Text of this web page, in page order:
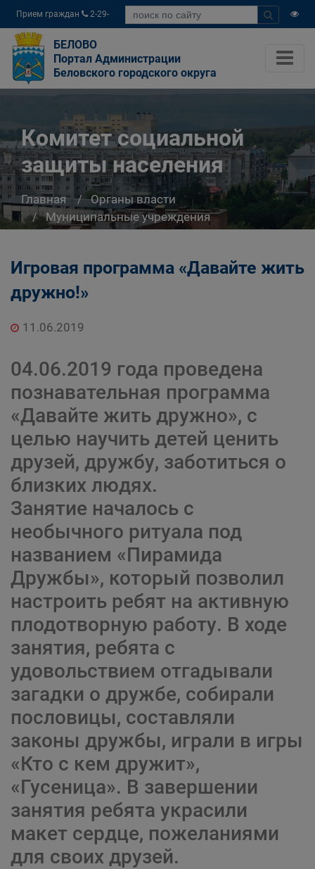
Прием граждан
2-29-
04
БЕЛОВО
Портал Администрации
Беловского городского округа
Комитет социальной
защиты населения
Главная
Органы власти
Муниципальные учреждения
Комитет социальной защиты населения
Игровая программа «Давайте жить
дружно!»
11.06.2019
04.06.2019 года проведена
познавательная программа
«Давайте жить дружно», с
целью научить детей ценить
друзей, дружбу, заботиться о
близких людях.
Занятие началось с
необычного ритуала под
названием «Пирамида
Дружбы», который позволил
настроить ребят на активную
плодотворную работу. В ходе
занятия, ребята с
удовольствием отгадывали
загадки о дружбе, собирали
пословицы, составляли
законы дружбы, играли в игры
«Кто с кем дружит»,
«Гусеница». В завершении
занятия ребята украсили
макет сердце, пожеланиями
для своих друзей.